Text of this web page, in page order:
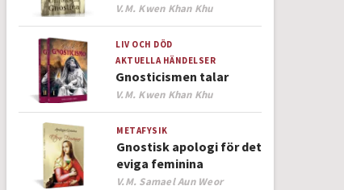
Author
V.M. Kwen Khan Khu
LIV OCH DÖD
AKTUELLA HÄNDELSER
Gnosticismen talar
Author
V.M. Kwen Khan Khu
METAFYSIK
Gnostisk apologi för det
eviga feminina
Author
V.M. Samael Aun Weor